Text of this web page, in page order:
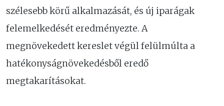
szélesebb körű alkalmazását, és új iparágak
felemelkedését eredményezte. A
megnövekedett kereslet végül felülmúlta a
hatékonyságnövekedésből eredő
megtakarításokat.